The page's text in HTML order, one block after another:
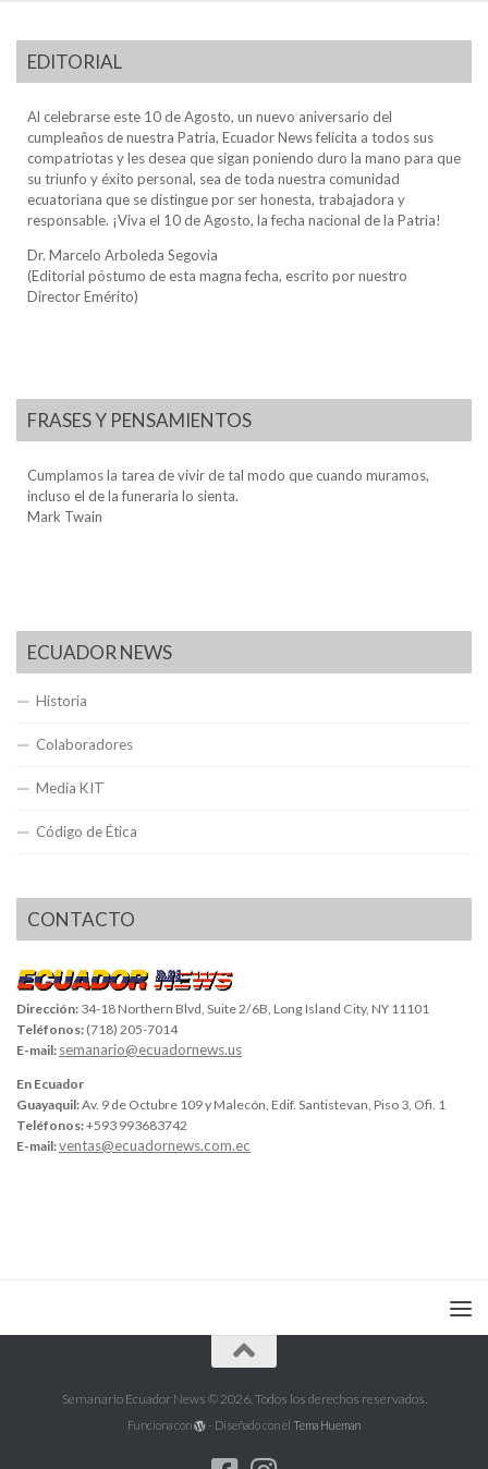
EDITORIAL
Al celebrarse este 10 de Agosto, un nuevo aniversario del
cumpleaños de nuestra Patria, Ecuador News felicita a todos sus
compatriotas y les desea que sigan poniendo duro la mano para que
su triunfo y éxito personal, sea de toda nuestra comunidad
ecuatoriana que se distingue por ser honesta, trabajadora y
responsable. ¡Viva el 10 de Agosto, la fecha nacional de la Patria!
Dr. Marcelo Arboleda Segovia
(Editorial póstumo de esta magna fecha, escrito por nuestro
Director Emérito)
FRASES Y PENSAMIENTOS
Cumplamos la tarea de vivir de tal modo que cuando muramos,
incluso el de la funeraria lo sienta.
Mark Twain
ECUADOR NEWS
Historia
Colaboradores
Media KIT
Código de Ética
CONTACTO
Dirección: 34-18 Northern Blvd, Suite 2/6B, Long Island City, NY 11101
Teléfonos: (718) 205-7014
E-mail: semanario@ecuadornews.us
En Ecuador
Guayaquil:Av. 9 de Octubre 109 y Malecón, Edif. Santistevan, Piso 3, Ofi. 1
Teléfonos:+593 993683742
E-mail:ventas@ecuadornews.com.ec
Semanario Ecuador News © 2026. Todos los derechos reservados.
Funciona con - Diseñado con el Tema Hueman